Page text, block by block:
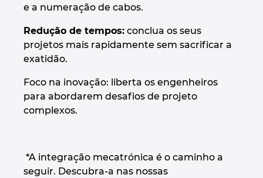
e a numeração de cabos.
Redução de tempos: conclua os seus
projetos mais rapidamente sem sacrificar a
exatidão.
Foco na inovação: liberta os engenheiros
para abordarem desafios de projeto
complexos.
*A integração mecatrónica é o caminho a
seguir. Descubra-a nas nossas
South Korea
Spain
Switzerland
Turkey